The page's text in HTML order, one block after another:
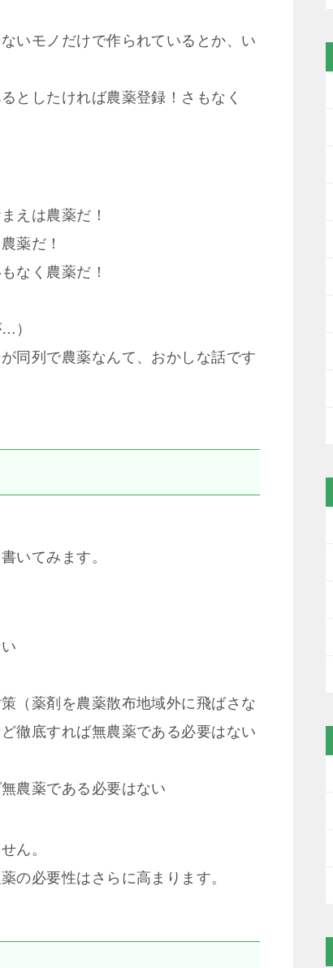
いモノだけで作られているとか、い
としたければ農薬登録！さもなく
えは農薬だ！
薬だ！
なく農薬だ！
）
同列で農薬なんて、おかしな話です
いてみます。
（薬剤を農薬散布地域外に飛ばさな
徹底すれば無農薬である必要はない
農薬である必要はない
ん。
の必要性はさらに高まります。